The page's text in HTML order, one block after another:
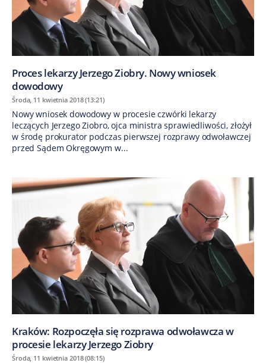
Proces lekarzy Jerzego Ziobry. Nowy wniosek
dowodowy
Środa, 11 kwietnia 2018 (13:21)
Nowy wniosek dowodowy w procesie czwórki lekarzy
leczących Jerzego Ziobro, ojca ministra sprawiedliwości, złożył
w środę prokurator podczas pierwszej rozprawy odwoławczej
przed Sądem Okręgowym w...
Kraków: Rozpoczęła się rozprawa odwoławcza w
procesie lekarzy Jerzego Ziobry
Środa, 11 kwietnia 2018 (08:15)